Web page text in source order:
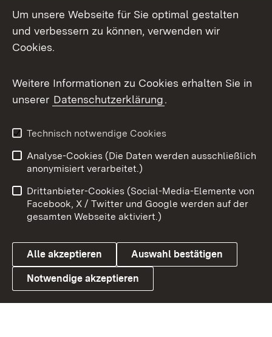
Mastodon
Messenger
Social Wall
X / Twitter
Youtube
Link zum Landesportal
Benutzungshinweise
Barrierefreiheit
Datenschutz
Cookies
Um unsere Webseite für Sie optimal gestalten
und verbessern zu können, verwenden wir
Cookies.
Weitere Informationen zu Cookies erhalten Sie in
unserer Datenschutzerklärung.
Technisch notwendige Cookies
Analyse-Cookies (Die Daten werden ausschließlich
anonymisiert verarbeitet.)
Drittanbieter-Cookies (Social-Media-Elemente von
Facebook, X / Twitter und Google werden auf der
gesamten Webseite aktiviert.)
Alle akzeptieren Auswahl bestätigen
Notwendige akzeptieren